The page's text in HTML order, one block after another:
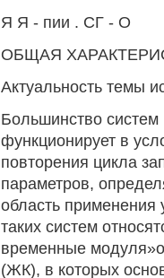
Я Я - пии . СГ - О
ОБЩАЯ
Актуальность темы
Большинство систем
функционирует в
повторения цикла
параметров,
область применения
таких систем
временные
(ЖК), в которых